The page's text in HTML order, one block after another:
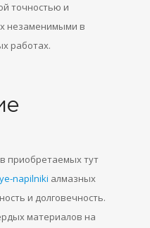
точностью и
незаменимыми в
работах.
приобретаемых тут
napilniki алмазных
и долговечность.
материалов на